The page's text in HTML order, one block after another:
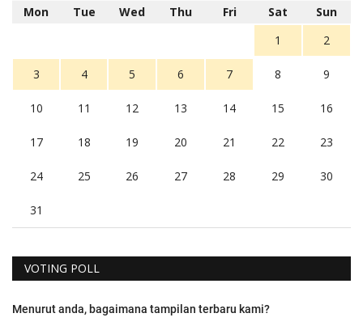
Mon Tue Wed Thu Fri Sat
Sun
1
2
3 4 5 6 7 8 9
10 11 12 13 14 15 16
17 18 19 20 21 22 23
24 25 26 27 28 29 30
31
VOTING POLL
Menurut anda, bagaimana tampilan terbaru kami?